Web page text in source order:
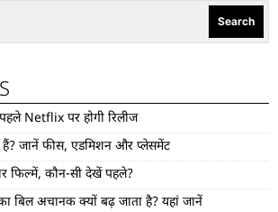
Search
Netflix पर होगी रिलीज
जानें फीस, एडमिशन और प्लेसमेंट
फिल्में, कौन-सी देखें पहले?
बिल अचानक क्यों बढ़ जाता है? यहां जानें